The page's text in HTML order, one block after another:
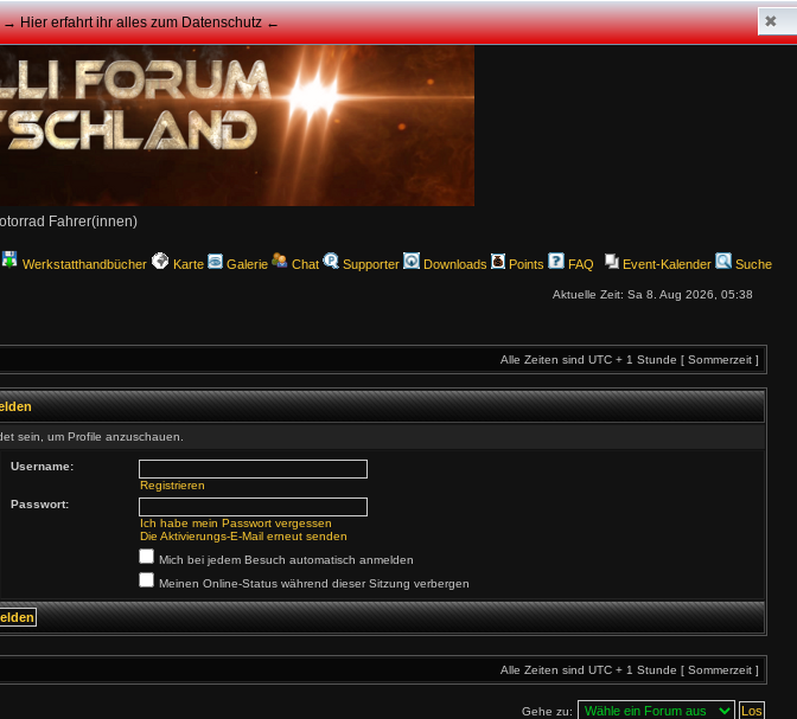
→ Hier erfahrt ihr alles zum Datenschutz ← ✖
Fahrer(innen)
Werkstatthandbücher Karte Galerie Chat Supporter Downloads Points FAQ Event-Kalender Suche
Aktuelle Zeit: Sa 8. Aug 2026, 05:38
Alle Zeiten sind UTC + 1 Stunde [ Sommerzeit ]
sein, um Profile anzuschauen.
Username:
Registrieren
Passwort:
Ich habe mein Passwort vergessen
Die Aktivierungs-E-Mail erneut senden
Mich bei jedem Besuch automatisch anmelden
Meinen Online-Status während dieser Sitzung verbergen
Alle Zeiten sind UTC + 1 Stunde [ Sommerzeit ]
Gehe zu: